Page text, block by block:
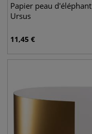
Papier peau d'éléphant
Ursus
11,45 €